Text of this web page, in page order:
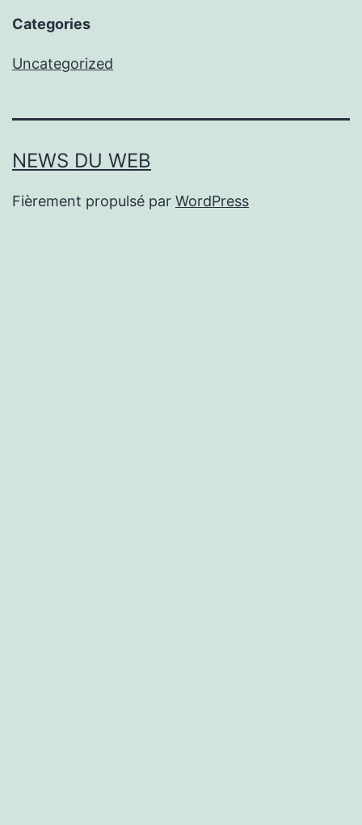
Categories
Uncategorized
NEWS DU WEB
Fièrement propulsé par WordPress